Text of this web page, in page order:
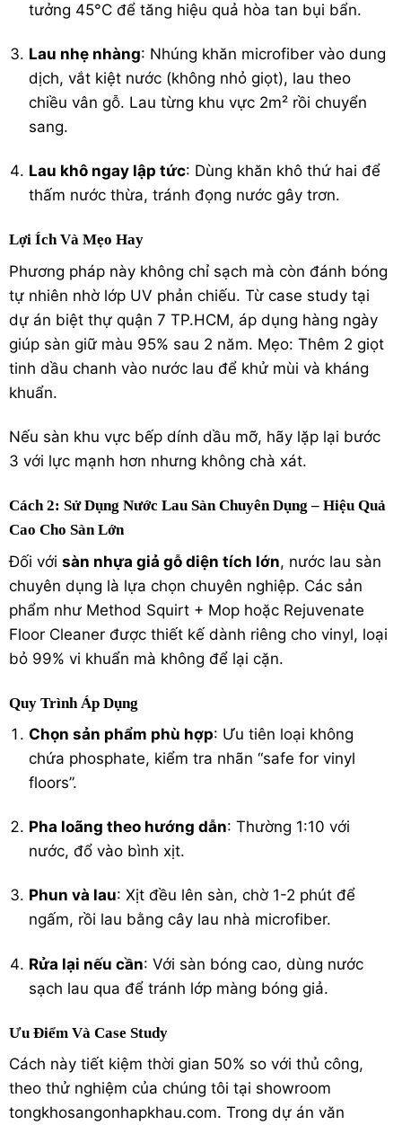
tưởng 45°C để tăng hiệu quả hòa tan bụi bẩn.
Lau nhẹ nhàng: Nhúng khăn microfiber vào dung
dịch, vắt kiệt nước (không nhỏ giọt), lau theo
chiều vân gỗ. Lau từng khu vực 2m² rồi chuyển
sang.
Lau khô ngay lập tức: Dùng khăn khô thứ hai để
thấm nước thừa, tránh đọng nước gây trơn.
Lợi Ích Và Mẹo Hay
Phương pháp này không chỉ sạch mà còn đánh bóng
tự nhiên nhờ lớp UV phản chiếu. Từ case study tại
dự án biệt thự quận 7 TP.HCM, áp dụng hàng ngày
giúp sàn giữ màu 95% sau 2 năm. Mẹo: Thêm 2 giọt
tinh dầu chanh vào nước lau để khử mùi và kháng
khuẩn.
Nếu sàn khu vực bếp dính dầu mỡ, hãy lặp lại bước
3 với lực mạnh hơn nhưng không chà xát.
Cách 2: Sử Dụng Nước Lau Sàn Chuyên Dụng – Hiệu Quả
Cao Cho Sàn Lớn
Đối với sàn nhựa giả gỗ diện tích lớn, nước lau sàn
chuyên dụng là lựa chọn chuyên nghiệp. Các sản
phẩm như Method Squirt + Mop hoặc Rejuvenate
Floor Cleaner được thiết kế dành riêng cho vinyl, loại
bỏ 99% vi khuẩn mà không để lại cặn.
Quy Trình Áp Dụng
Chọn sản phẩm phù hợp: Ưu tiên loại không
chứa phosphate, kiểm tra nhãn “safe for vinyl
floors”.
Pha loãng theo hướng dẫn: Thường 1:10 với
nước, đổ vào bình xịt.
Phun và lau: Xịt đều lên sàn, chờ 1-2 phút để
ngấm, rồi lau bằng cây lau nhà microfiber.
Rửa lại nếu cần: Với sàn bóng cao, dùng nước
sạch lau qua để tránh lớp màng bóng giả.
Ưu Điểm Và Case Study
Cách này tiết kiệm thời gian 50% so với thủ công,
theo thử nghiệm của chúng tôi tại showroom
tongkhosangonhapkhau.com. Trong dự án văn